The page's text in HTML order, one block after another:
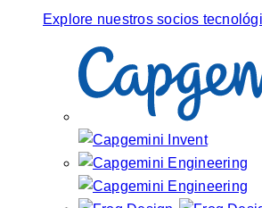
Explore nuestros socios